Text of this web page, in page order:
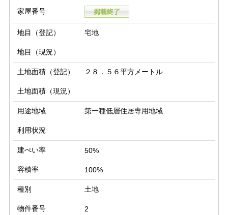
家屋番号
地目（登記） 宅地
地目（現況）
土地面積（登記） ２８．５６平方メートル
土地面積（現況）
用途地域 第一種低層住居専用地域
利用状況
建ぺい率 50%
容積率 100%
種別 土地
物件番号 2